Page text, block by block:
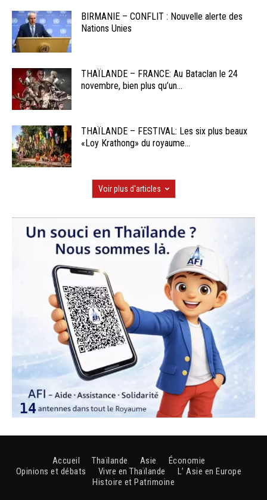
BIRMANIE – CONFLIT : Nouvelle alerte des
Nations Unies
THAÏLANDE – FRANCE: Au Bataclan le 24
novembre, bien plus qu’un...
THAÏLANDE – FESTIVAL: Les six plus beaux
«Loy Krathong» du royaume...
Voir plus d'articles
Accueil Thaïlande Asie
Économie
Opinions et débats
Vivre en Thaïlande
L’ Asie en Europe
Histoire et Patrimoine